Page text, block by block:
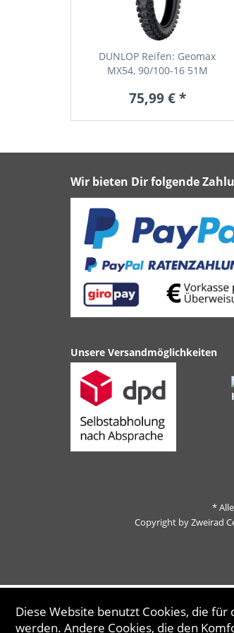
DUNLOP Reifen: Geomax
MX54, 90/100-16 51M
75,99 € *
Wir bieten Dir folgende
Unsere Versandmöglichkeiten
*
Copyright by Zweirad
Diese Website benutzt Cookies, die
werden. Andere Cookies, die den